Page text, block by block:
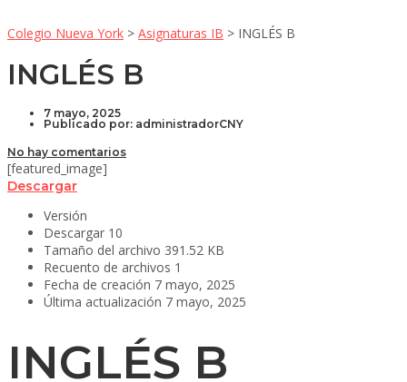
Colegio Nueva York > Asignaturas IB > INGLÉS B
INGLÉS B
7 mayo, 2025
Publicado por: administradorCNY
No hay comentarios
[featured_image]
Descargar
Versión
Descargar 10
Tamaño del archivo 391.52 KB
Recuento de archivos 1
Fecha de creación 7 mayo, 2025
Última actualización 7 mayo, 2025
INGLÉS B